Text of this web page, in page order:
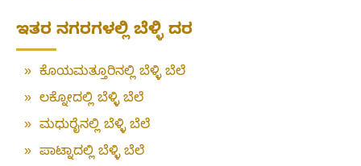
ಇತರ ನಗರಗಳಲ್ಲಿ ಬೆಳ್ಳಿ ದರ
» ಕೊಯಮತ್ತೂರಿನಲ್ಲಿ ಬೆಳ್ಳಿ ಬೆಲೆ
» ಲಕ್ನೋದಲ್ಲಿ ಬೆಳ್ಳಿ ಬೆಲೆ
» ಮಧುರೈನಲ್ಲಿ ಬೆಳ್ಳಿ ಬೆಲೆ
» ಪಾಟ್ನಾದಲ್ಲಿ ಬೆಳ್ಳಿ ಬೆಲೆ